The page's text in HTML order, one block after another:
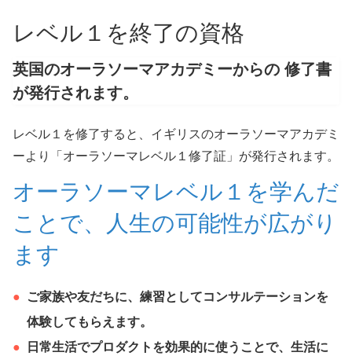
レベル１を終了の資格
英国のオーラソーマアカデミーからの 修了書
が発行されます。
レベル１を修了すると、イギリスのオーラソーマアカデミ
ーより「オーラソーマレベル１修了証」が発行されます。
オーラソーマレベル１を学んだ
ことで、人生の可能性が広がり
ます
ご家族や友だちに、練習としてコンサルテーションを
体験してもらえます。
日常生活でプロダクトを効果的に使うことで、生活に